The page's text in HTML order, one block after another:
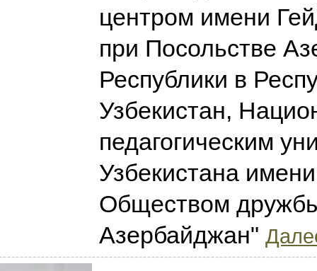
центром имени
при Посольстве
Республики в
Узбекистан,
педагогическим
Узбекистана
Обществом
Азербайджан"